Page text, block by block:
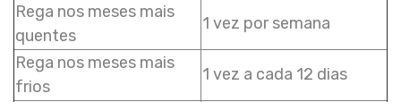
Rega nos meses mais
quentes
1 vez por semana
Rega nos meses mais
frios
1 vez a cada 12 dias